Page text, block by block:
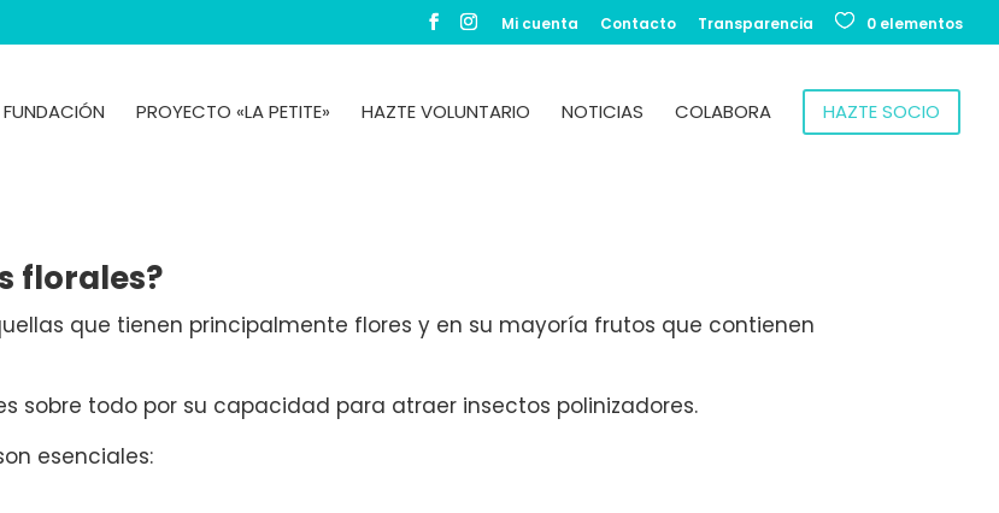
Mi cuenta Contacto Transparencia 0 elementos
FUNDACIÓN PROYECTO «LA PETITE» HAZTE VOLUNTARIO NOTICIAS COLABORA HAZTE SOCIO
florales?
que tienen principalmente flores y en su mayoría frutos que contienen
sobre todo por su capacidad para atraer insectos polinizadores.
esenciales: